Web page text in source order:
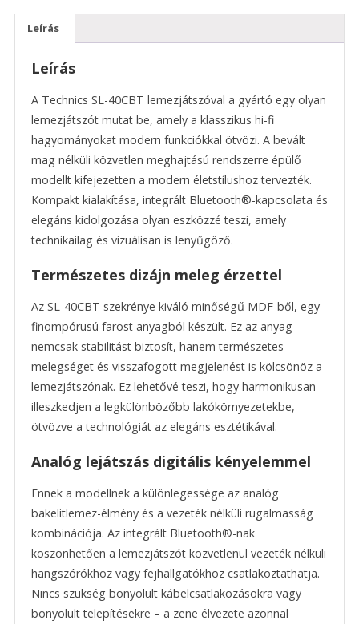
nélkül
fülhallgatóval
Leírás
Leírás
A Technics SL-40CBT lemezjátszóval a gyártó egy olyan
lemezjátszót mutat be, amely a klasszikus hi-fi
hagyományokat modern funkciókkal ötvözi. A bevált
mag nélküli közvetlen meghajtású rendszerre épülő
modellt kifejezetten a modern életstílushoz tervezték.
Kompakt kialakítása, integrált Bluetooth®-kapcsolata és
elegáns kidolgozása olyan eszközzé teszi, amely
technikailag és vizuálisan is lenyűgöző.
Természetes dizájn meleg érzettel
Az SL-40CBT szekrénye kiváló minőségű MDF-ből, egy
finompórusú farost anyagból készült. Ez az anyag
nemcsak stabilitást biztosít, hanem természetes
melegséget és visszafogott megjelenést is kölcsönöz a
lemezjátszónak. Ez lehetővé teszi, hogy harmonikusan
illeszkedjen a legkülönbözőbb lakókörnyezetekbe,
ötvözve a technológiát az elegáns esztétikával.
Analóg lejátszás digitális kényelemmel
Ennek a modellnek a különlegessége az analóg
bakelitlemez-élmény és a vezeték nélküli rugalmasság
kombinációja. Az integrált Bluetooth®-nak
köszönhetően a lemezjátszót közvetlenül vezeték nélküli
hangszórókhoz vagy fejhallgatókhoz csatlakoztathatja.
Nincs szükség bonyolult kábelcsatlakozásokra vagy
bonyolult telepítésekre – a zene élvezete azonnal